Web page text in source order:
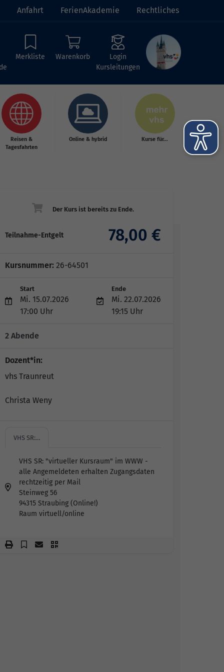
Anfahrt FerienAkademie Rechtliches
Merkliste Warenkorb
Login
Kursleitungen
Reisen &
Tagesfahrten
Online & hybrid Kurse für...
Teilnahme-Entgelt 78,00 €
Kursnummer: 26-64501
Start
Mi. 15.07.2026
17:00 Uhr
Ende
Mi. 22.07.2026
19:15 Uhr
2 Abende
Dozent*in:
vhs Traunreut
Christa Weny
VHS SR:…
VHS SR: "virtueller Kursraum" im WWW -
alle Angemeldeten erhalten Zugangsdaten
rechtzeitig per Mail
Steinweg 56
94315 Straubing (Online!)
Raum virtuell/online